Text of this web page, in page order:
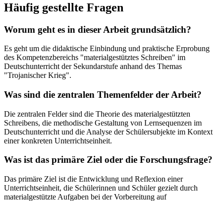
Häufig gestellte Fragen
Worum geht es in dieser Arbeit grundsätzlich?
Es geht um die didaktische Einbindung und praktische Erprobung
des Kompetenzbereichs "materialgestütztes Schreiben" im
Deutschunterricht der Sekundarstufe anhand des Themas
"Trojanischer Krieg".
Was sind die zentralen Themenfelder der Arbeit?
Die zentralen Felder sind die Theorie des materialgestützten
Schreibens, die methodische Gestaltung von Lernsequenzen im
Deutschunterricht und die Analyse der Schülersubjekte im Kontext
einer konkreten Unterrichtseinheit.
Was ist das primäre Ziel oder die Forschungsfrage?
Das primäre Ziel ist die Entwicklung und Reflexion einer
Unterrichtseinheit, die Schülerinnen und Schüler gezielt durch
materialgestützte Aufgaben bei der Vorbereitung auf